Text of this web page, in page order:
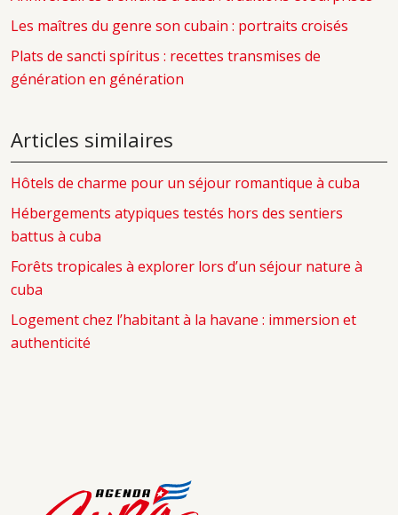
Les maîtres du genre son cubain : portraits croisés
Plats de sancti spíritus : recettes transmises de
génération en génération
Articles similaires
Hôtels de charme pour un séjour romantique à cuba
Hébergements atypiques testés hors des sentiers
battus à cuba
Forêts tropicales à explorer lors d’un séjour nature à
cuba
Logement chez l’habitant à la havane : immersion et
authenticité